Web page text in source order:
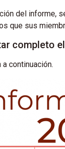
del informe,
que sus
completo
continuación.